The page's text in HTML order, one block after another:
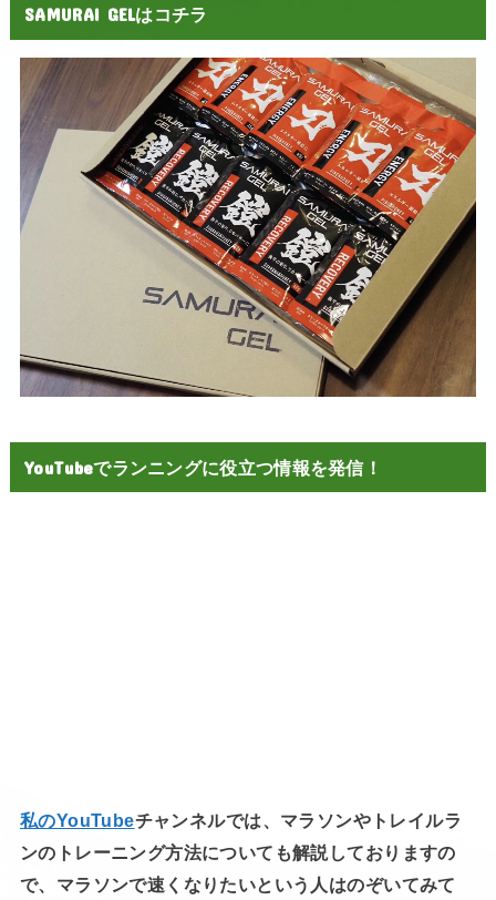
SAMURAI GELはコチラ
YouTubeでランニングに役立つ情報を発信！
私のYouTubeチャンネルでは、マラソンやトレイルラ
ンのトレーニング方法についても解説しておりますの
で、マラソンで速くなりたいという人はのぞいてみて